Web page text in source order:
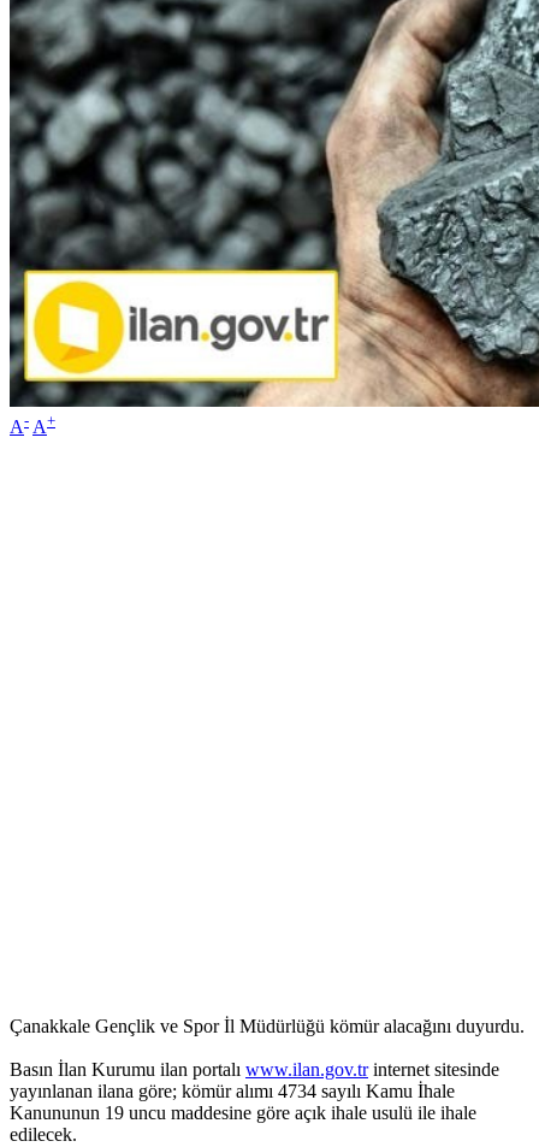
A- A+
Çanakkale Gençlik ve Spor İl Müdürlüğü kömür alacağını duyurdu.
Basın İlan Kurumu ilan portalı www.ilan.gov.trinternet sitesinde
yayınlanan ilana göre; kömür alımı 4734 sayılı Kamu İhale
Kanununun 19 uncu maddesine göre açık ihale usulü ile ihale
edilecek.